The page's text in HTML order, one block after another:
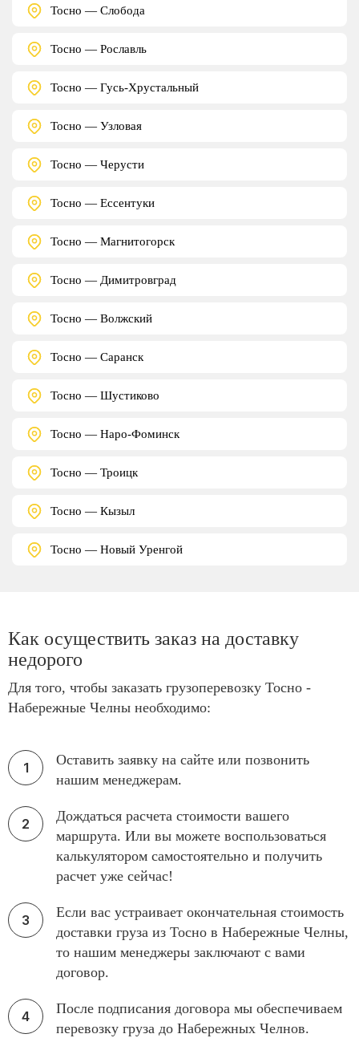
Тосно — Слобода
Тосно — Рославль
Тосно — Гусь-Хрустальный
Тосно — Узловая
Тосно — Черусти
Тосно — Ессентуки
Тосно — Магнитогорск
Тосно — Димитровград
Тосно — Волжский
Тосно — Саранск
Тосно — Шустиково
Тосно — Наро-Фоминск
Тосно — Троицк
Тосно — Кызыл
Тосно — Новый Уренгой
Как осуществить заказ на доставку
недорого
Для того, чтобы заказать грузоперевозку Тосно -
Набережные Челны необходимо:
Оставить заявку на сайте или позвонить
нашим менеджерам.
Дождаться расчета стоимости вашего
маршрута. Или вы можете воспользоваться
калькулятором самостоятельно и получить
расчет уже сейчас!
Если вас устраивает окончательная стоимость
доставки груза из Тосно в Набережные Челны,
то нашим менеджеры заключают с вами
договор.
После подписания договора мы обеспечиваем
перевозку груза до Набережных Челнов.